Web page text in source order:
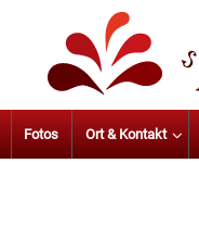
Fotos Ort & Kontakt